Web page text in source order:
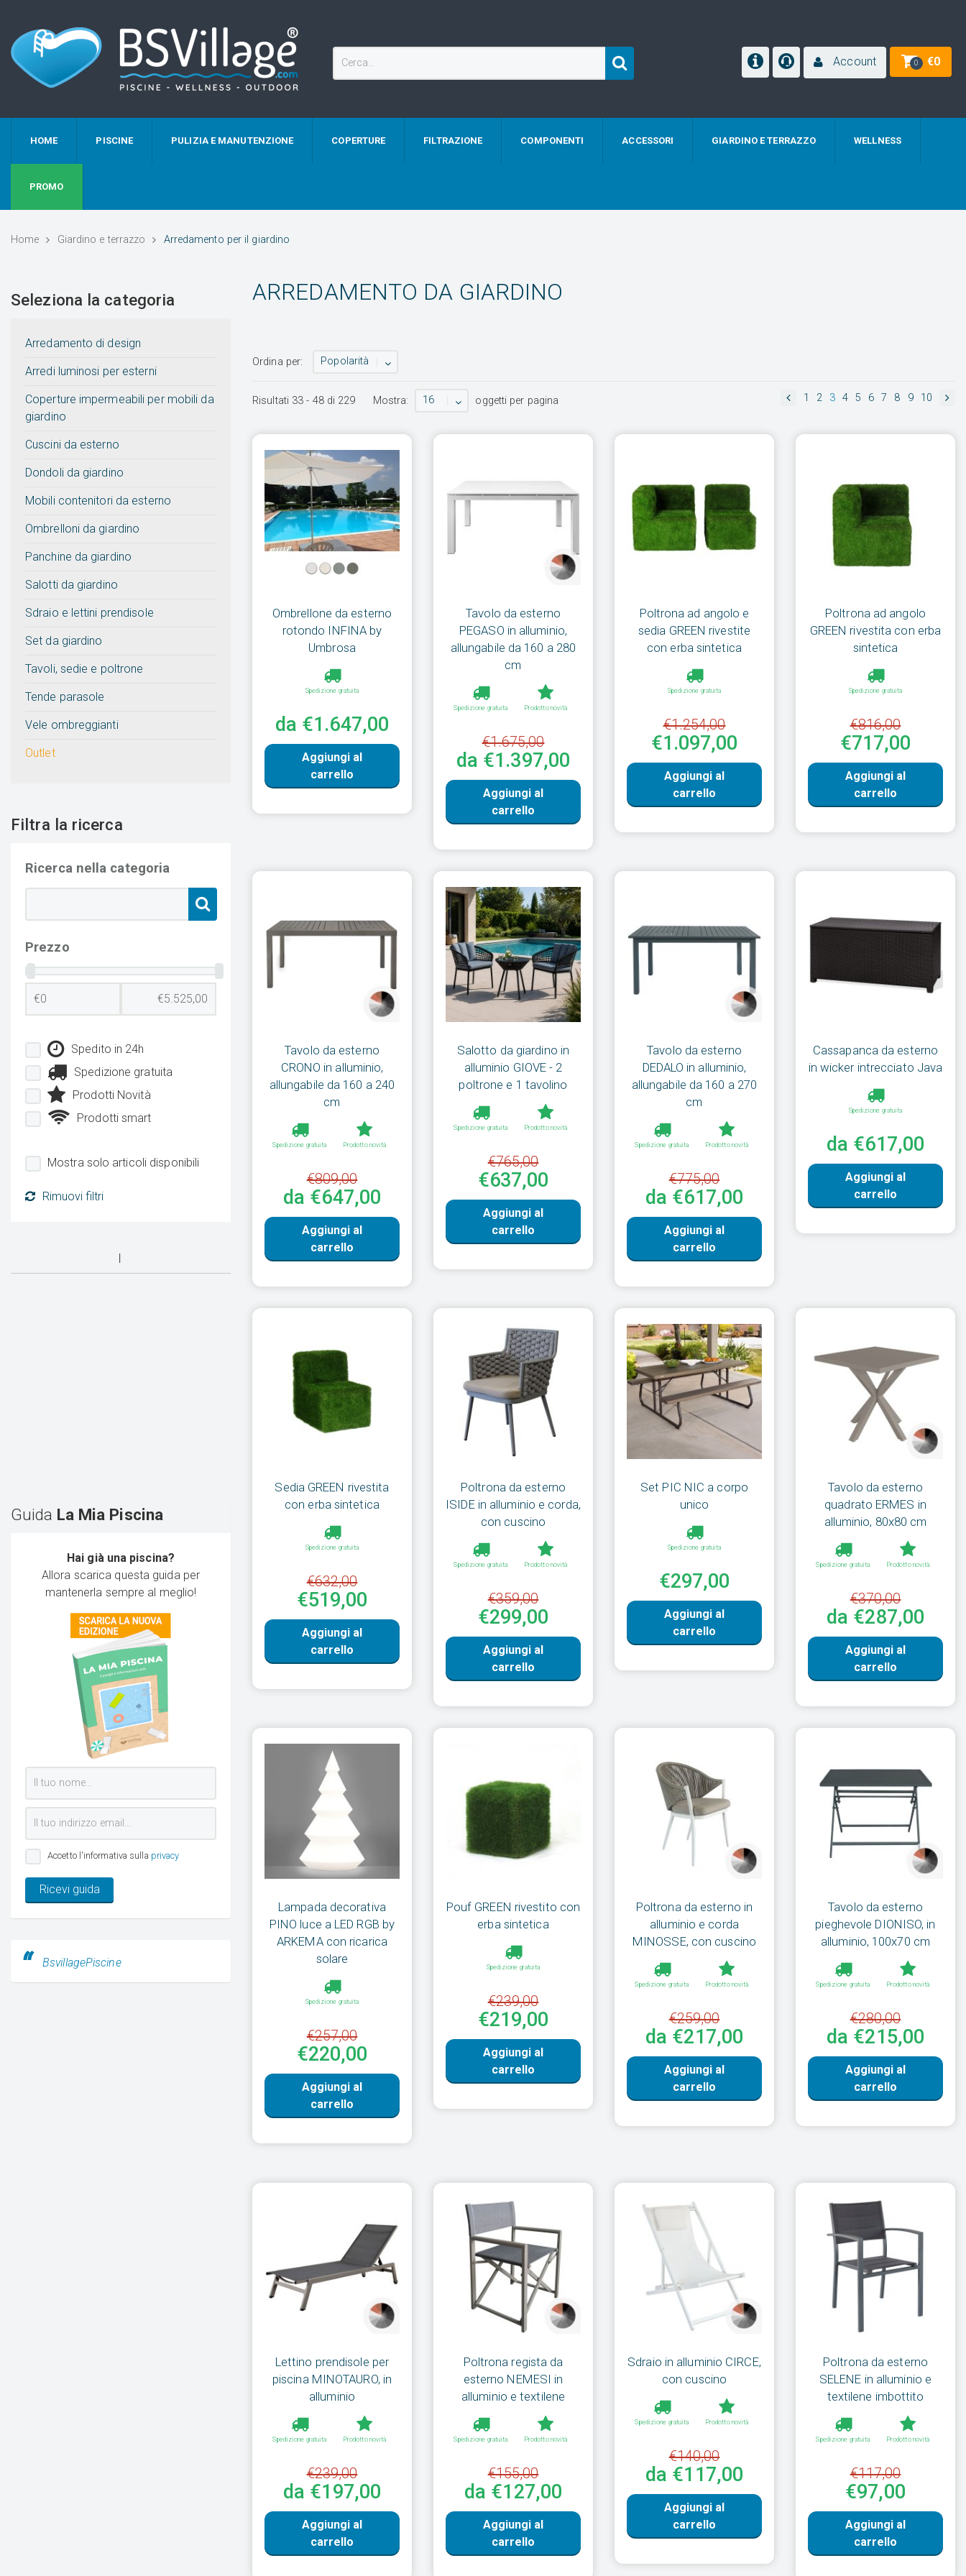
Account 0 €0
HOME PISCINE PULIZIA E MANUTENZIONE COPERTURE FILTRAZIONE COMPONENTI ACCESSORI GIARDINO E TERRAZZO WELLNESS
PROMO
Home Giardino e terrazzo Arredamento per il giardino
ARREDAMENTO DA GIARDINO
Ordina per: Popolarità
Risultati 33 - 48di 229 Mostra: 16 oggetti per pagina 1 2 3 4 5 6 7 8 9 10
Ombrellone da esterno
rotondo INFINA by
Umbrosa
Spedizione gratuita
da €1.647,00
Aggiungi al
carrello
Tavolo da esterno
PEGASO in alluminio,
allungabile da 160 a 280
cm
Spedizione gratuita Prodotto novità
€1.675,00
da €1.397,00
Aggiungi al
carrello
Poltrona ad angolo e
sedia GREEN rivestite
con erba sintetica
Spedizione gratuita
€1.254,00
€1.097,00
Aggiungi al
carrello
Poltrona ad angolo
GREEN rivestita con erba
sintetica
Spedizione gratuita
€816,00
€717,00
Aggiungi al
carrello
Tavolo da esterno
CRONO in alluminio,
allungabile da 160 a 240
cm
Spedizione gratuita Prodotto novità
€809,00
da €647,00
Aggiungi al
carrello
Salotto da giardino in
alluminio GIOVE - 2
poltrone e 1 tavolino
Spedizione gratuita Prodotto novità
€765,00
€637,00
Aggiungi al
carrello
Tavolo da esterno
DEDALO in alluminio,
allungabile da 160 a 270
cm
Spedizione gratuita Prodotto novità
€775,00
da €617,00
Aggiungi al
carrello
Cassapanca da esterno
in wicker intrecciato Java
Spedizione gratuita
da €617,00
Aggiungi al
carrello
Sedia GREEN rivestita
con erba sintetica
Spedizione gratuita
€632,00
€519,00
Aggiungi al
carrello
Poltrona da esterno
ISIDE in alluminio e corda,
con cuscino
Spedizione gratuita Prodotto novità
€359,00
€299,00
Aggiungi al
carrello
Set PIC NIC a corpo
unico
Spedizione gratuita
€297,00
Aggiungi al
carrello
Tavolo da esterno
quadrato ERMES in
alluminio, 80x80 cm
Spedizione gratuita Prodotto novità
€370,00
da €287,00
Aggiungi al
carrello
Lampada decorativa
PINO luce a LED RGB by
ARKEMA con ricarica
solare
Spedizione gratuita
€257,00
€220,00
Aggiungi al
carrello
Pouf GREEN rivestito con
erba sintetica
Spedizione gratuita
€239,00
€219,00
Aggiungi al
carrello
Poltrona da esterno in
alluminio e corda
MINOSSE, con cuscino
Spedizione gratuita Prodotto novità
€259,00
da €217,00
Aggiungi al
carrello
Tavolo da esterno
pieghevole DIONISO, in
alluminio, 100x70 cm
Spedizione gratuita Prodotto novità
€280,00
da €215,00
Aggiungi al
carrello
Lettino prendisole per
piscina MINOTAURO, in
alluminio
Spedizione gratuita Prodotto novità
€239,00
da €197,00
Aggiungi al
carrello
Poltrona regista da
esterno NEMESI in
alluminio e textilene
Spedizione gratuita Prodotto novità
€155,00
da €127,00
Aggiungi al
carrello
Sdraio in alluminio CIRCE,
con cuscino
Spedizione gratuita Prodotto novità
€140,00
da €117,00
Aggiungi al
carrello
Poltrona da esterno
SELENE in alluminio e
textilene imbottito
Spedizione gratuita Prodotto novità
€117,00
€97,00
Aggiungi al
carrello
Seleziona la categoria
Arredamento di design
Arredi luminosi per esterni
Coperture impermeabili per mobili da
giardino
Cuscini da esterno
Dondoli da giardino
Mobili contenitori da esterno
Ombrelloni da giardino
Panchine da giardino
Salotti da giardino
Sdraio e lettini prendisole
Set da giardino
Tavoli, sedie e poltrone
Tende parasole
Vele ombreggianti
Outlet
Filtra la ricerca
Ricerca nella categoria
Prezzo
Spedito in 24h
Spedizione gratuita
Prodotti Novità
Prodotti smart
Mostra solo articoli disponibili
Rimuovi filtri
Guida La Mia Piscina
Hai già una piscina?
Allora scarica questa guida per
mantenerla sempre al meglio!
Accetto l'informativa sulla privacy
Ricevi guida
BsvillagePiscine